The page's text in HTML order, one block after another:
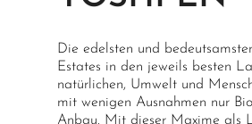
Die edelsten und
Estates in den jeweils besten
natürlichen, Umwelt und
mit wenigen Ausnahmen nur
Anbau. Mit dieser Maxime als